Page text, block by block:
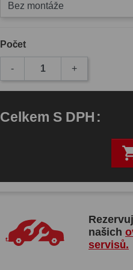
Bez montáže
Počet
- +
Celkem S DPH:
našich
servisů.